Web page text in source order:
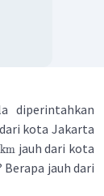
diperintahkan
kota Jakarta
km jauh dari kota
jauh dari